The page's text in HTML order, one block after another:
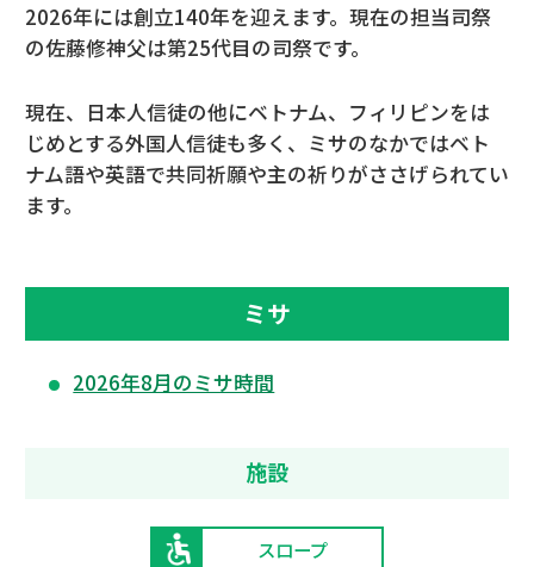
2026年には創立140年を迎えます。現在の担当司祭
の佐藤修神父は第25代目の司祭です。
現在、日本人信徒の他にベトナム、フィリピンをは
じめとする外国人信徒も多く、ミサのなかではベト
ナム語や英語で共同祈願や主の祈りがささげられてい
ます。
ミサ
2026年8月のミサ時間
施設
スロープ